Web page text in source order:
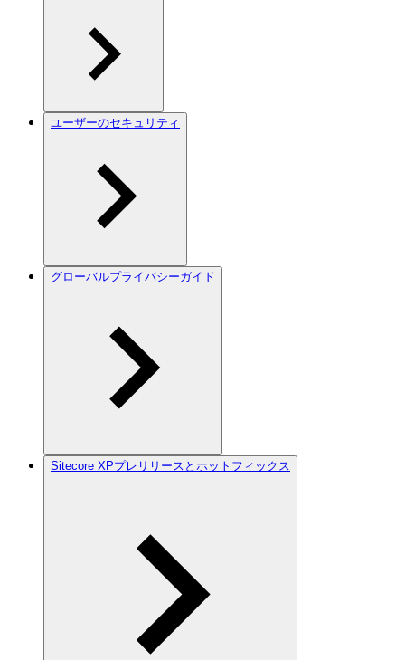
ユーザーのセキュリティ
グローバルプライバシーガイド
Sitecore XPプレリリースとホットフィックス